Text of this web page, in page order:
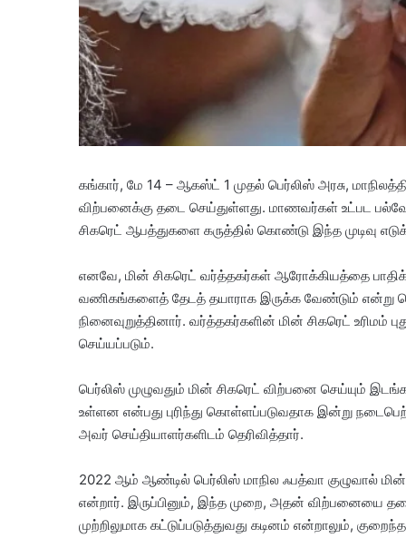
கங்கார், மே 14 – ஆகஸ்ட் 1 முதல் பெர்லிஸ் அரசு,
விற்பனைக்கு தடை செய்துள்ளது. மாணவர்கள் உட்பட
சிகரெட் ஆபத்துகளை கருத்தில் கொண்டு இந்த முடிவு
எனவே, மின் சிகரெட் வர்த்தகர்கள் ஆரோக்கியத்தை
வணிகங்களைத் தேடத் தயாராக இருக்க வேண்டும் என்று
நினைவுறுத்தினார். வர்த்தகர்களின் மின் சிகரெட் உரிமம்
செய்யப்படும்.
பெர்லிஸ் முழுவதும் மின் சிகரெட் விற்பனை செய்யும்
உள்ளன என்பது புரிந்து கொள்ளப்படுவதாக இன்று
அவர் செய்தியாளர்களிடம் தெரிவித்தார்.
2022 ஆம் ஆண்டில் பெர்லிஸ் மாநில ஃபத்வா குழுவால்
என்றார். இருப்பினும், இந்த முறை, அதன் விற்பனையை
முற்றிலுமாக கட்டுப்படுத்துவது கடினம் என்றாலும்,